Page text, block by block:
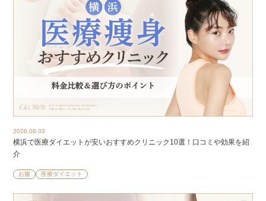
2026.08.03
横浜で医療ダイエットが安いおすすめクリニック10選！口コミや効果を紹
介
お腹 医療ダイエット